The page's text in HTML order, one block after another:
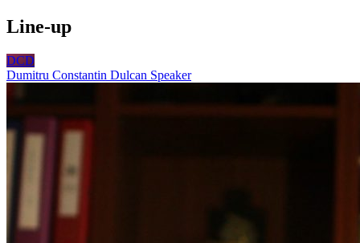
Line-up
DCD
Dumitru Constantin Dulcan Speaker